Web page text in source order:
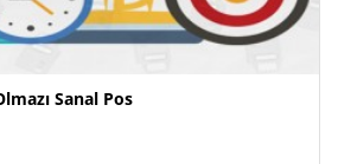
Sanal Pos